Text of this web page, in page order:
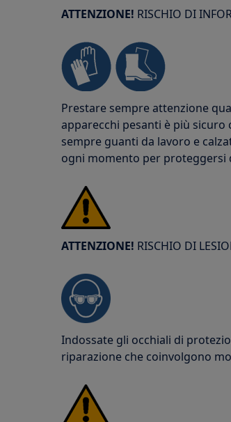
ATTENZIONE! RISCHIO DI
Prestare sempre attenzione
apparecchi pesanti è più
sempre guanti da lavoro e
ogni momento per proteggersi
ATTENZIONE! RISCHIO DI
Indossate gli occhiali di
riparazione che coinvolgono